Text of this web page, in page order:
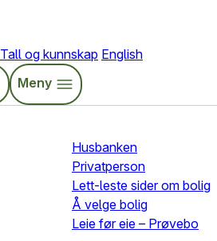
Tall og kunnskap English
Meny
Husbanken
Privatperson
Lett-leste sider om bolig
Å velge bolig
Leie før eie – Prøvebo